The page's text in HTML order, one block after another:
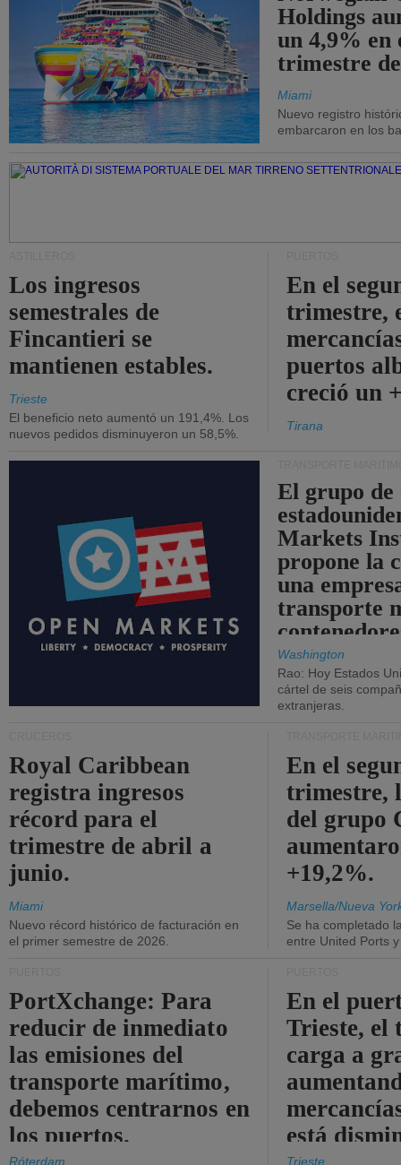
Holdings
un 4,9% en
trimestre
Miami
Nuevo registro
embarcaron en los
Los ingresos
semestrales de
Fincantieri se
mantienen estables.
Trieste
El beneficio neto aumentó un 191,4%. Los
nuevos pedidos disminuyeron un 58,5%.
En el
trimestre,
puertos
creció un
Tirana
El grupo de
Markets
propone la
una
transporte
Washington
Rao: Hoy Estados
cártel de seis
extranjeras.
Royal Caribbean
registra ingresos
récord para el
trimestre de abril a
junio.
Miami
Nuevo récord histórico de facturación en
el primer semestre de 2026.
En el
trimestre,
del grupo
+19,2%.
Marsella/Nueva
Se ha completado
entre United Ports
PortXchange: Para
reducir de inmediato
las emisiones del
transporte marítimo,
debemos centrarnos en
los puertos.
Róterdam
En el
Trieste, el
carga a
está
Trieste